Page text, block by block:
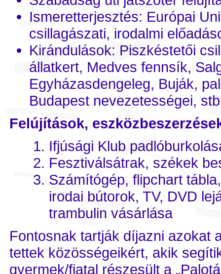
Ismeretterjesztés: Európai
csillagászati, irodalmi
Kirándulások: Piszkéstetői
állatkert, Medves fennsík,
Egyházasdengeleg, Buják,
Budapest nevezetességei,
Felújítások,
Ifjúsági Klub
Fesztiválsátrak, székek
Számítógép, flipchart
irodai bútorok, TV, DVD
trambulin vásárlása
Fontosnak tartják díjazni azokat
tettek közösségeikért, akik
gyermek/fiatal részesült a